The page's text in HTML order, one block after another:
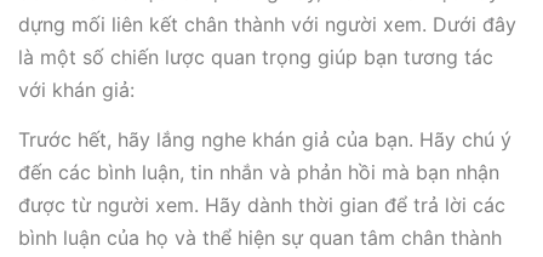
dựng mối liên kết chân thành với người xem. Dưới đây
là một số chiến lược quan trọng giúp bạn tương tác
với khán giả:
Trước hết, hãy lắng nghe khán giả của bạn. Hãy chú ý
đến các bình luận, tin nhắn và phản hồi mà bạn nhận
được từ người xem. Hãy dành thời gian để trả lời các
bình luận của họ và thể hiện sự quan tâm chân thành